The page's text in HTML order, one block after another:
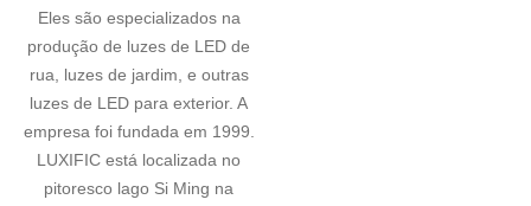
Eles são especializados na
produção de luzes de LED de
rua, luzes de jardim, e outras
luzes de LED para exterior. A
empresa foi fundada em 1999.
LUXIFIC está localizada no
pitoresco lago Si Ming na